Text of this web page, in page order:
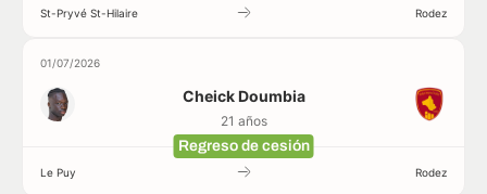
St-Pryvé St-Hilaire Rodez
01/07/2026
Cheick Doumbia
21 años
Regreso de cesión
Le Puy Rodez